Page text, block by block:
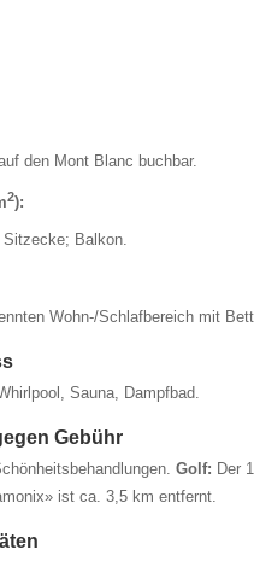
den Mont Blanc buchbar.
2):
Balkon.
Wohn-/Schlafbereich mit
Sauna, Dampfbad.
Gebühr
Golf: Der
ist ca. 3,5 km entfernt.